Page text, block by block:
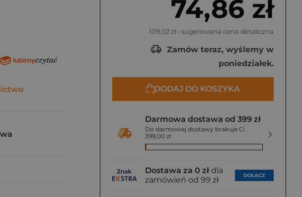
74,86 zł
109,02 zł - sugerowana cena detaliczna
Zamów teraz, wyślemy w
poniedziałek.
DODAJ DO KOSZYKA
Darmowa dostawa od 399 zł
Do darmowej dostawy brakuje Ci
399,00 zł
Dostawa za 0 zł dla
zamówień od 99 zł
DOŁĄCZ